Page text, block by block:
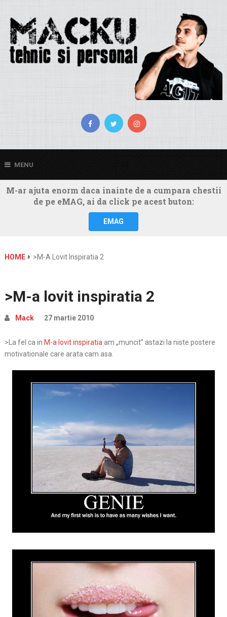
MENU
M-ar ajuta enorm daca inainte de a cumpara chestii
de pe eMAG, ai da click pe acest buton:
EMAG
HOME >M-A Lovit Inspiratia 2
>M-a lovit inspiratia 2
Mack 27 martie 2010
>La fel ca in M-a lovit inspiratia am „muncit” astazi la niste postere
motivationale care arata cam asa.